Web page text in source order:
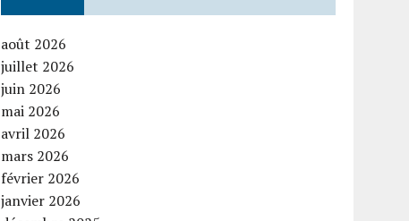
août 2026
juillet 2026
juin 2026
mai 2026
avril 2026
mars 2026
février 2026
janvier 2026